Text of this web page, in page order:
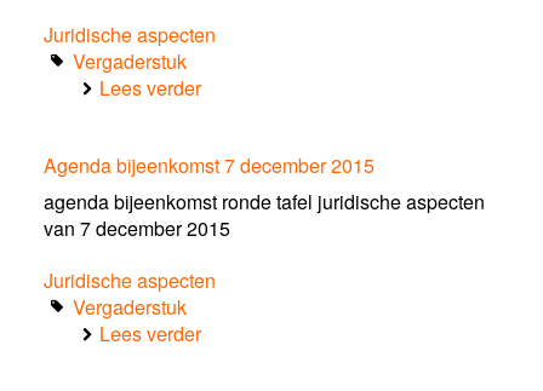
Juridische aspecten
Vergaderstuk
Lees verderover
Ronde
Tafel
Juridische
van
ITS
Agenda bijeenkomst 7 december 2015
agenda bijeenkomst ronde tafel juridische aspecten
van 7 december 2015
Juridische aspecten
Vergaderstuk
Lees verderover